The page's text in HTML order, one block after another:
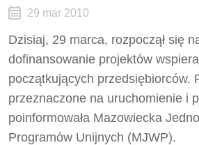
29 mar 2010
Dzisiaj, 29 marca, rozpoczął się
dofinansowanie projektów
początkujących przedsiębiorców.
przeznaczone na uruchomienie i
poinformowała Mazowiecka
Programów Unijnych (MJWP).